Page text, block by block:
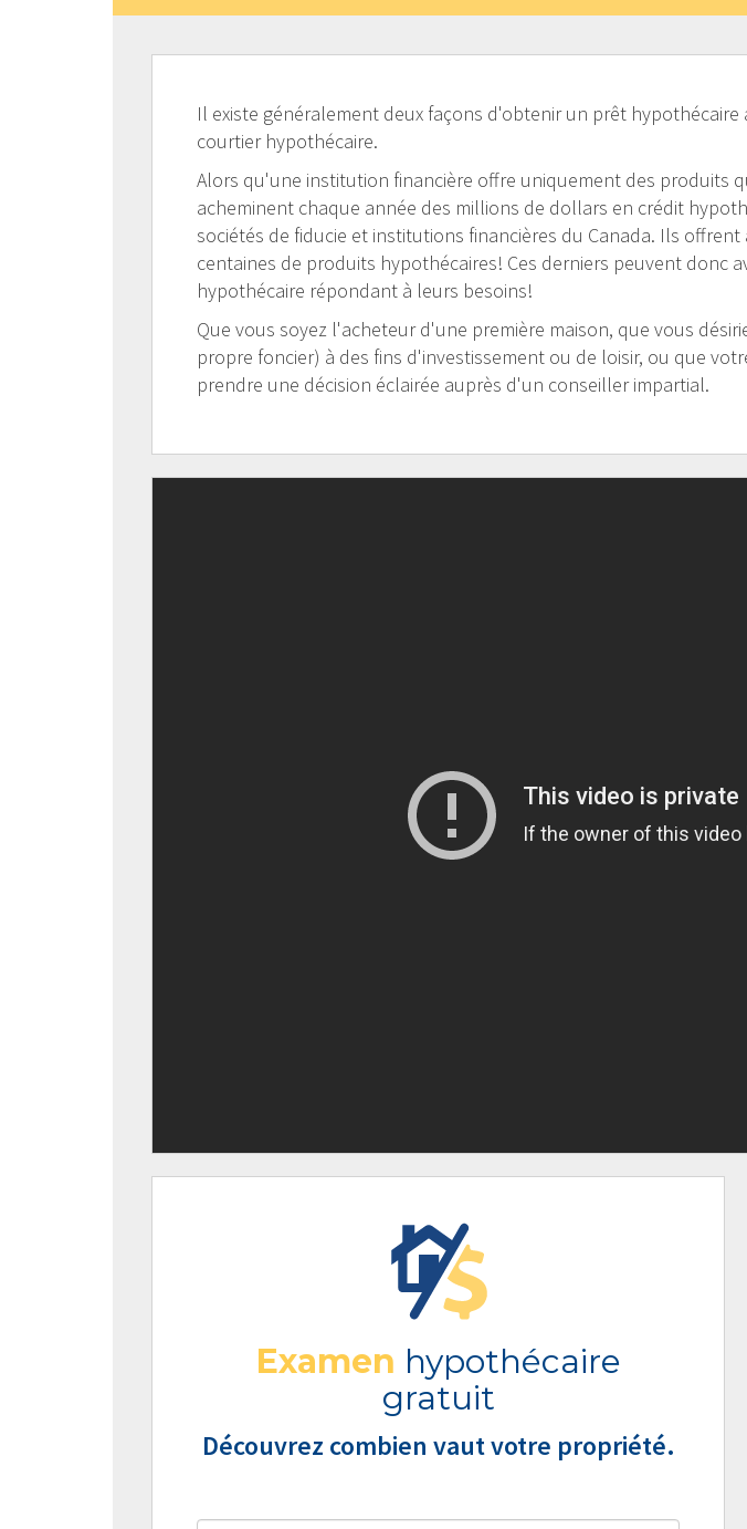
Il existe généralement deux façons d'obtenir un prêt
courtier hypothécaire.
Alors qu'une institution financière offre uniquement des produits
acheminent chaque année des millions de dollars en crédit
sociétés de fiducie et institutions financières du Canada. Ils
centaines de produits hypothécaires! Ces derniers peuvent donc
hypothécaire répondant à leurs besoins!
Que vous soyez l'acheteur d'une première maison, que vous
propre foncier) à des fins d'investissement ou de loisir, ou que
prendre une décision éclairée auprès d'un conseiller impartial.
Examen hypothécaire
gratuit
Découvrez combien vaut votre propriété.